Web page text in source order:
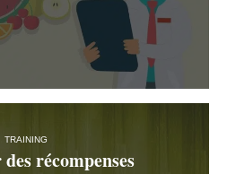
TRAINING
récompenses